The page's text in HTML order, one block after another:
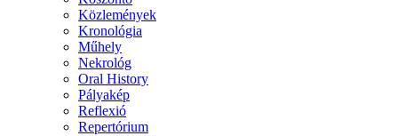
Közlemények
Kronológia
Műhely
Nekrológ
Oral History
Pályakép
Reflexió
Repertórium